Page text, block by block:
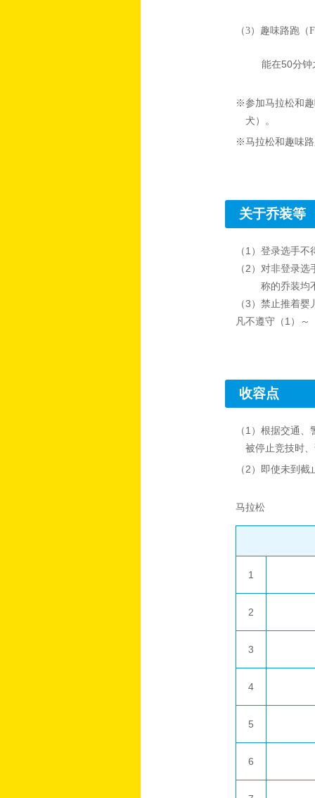
（3）趣味路跑（
能在50分钟
※参加马拉松和
犬）。
※马拉松和趣味
关于乔装等
（1）登录选手
（2）对非登录
称的乔装均
（3）禁止推着
凡不遵守（1）
收容点
（1）根据交通
被停止竞技时
（2）即使未到
马拉松
1
2
3
4
5
6